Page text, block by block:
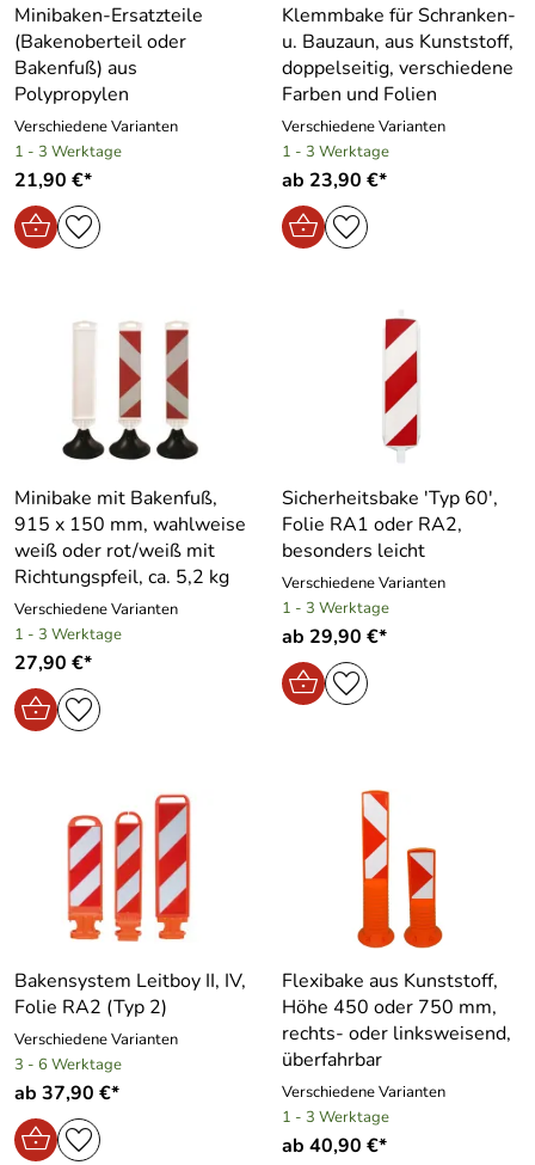
Minibaken-Ersatzteile
(Bakenoberteil oder
Bakenfuß) aus
Polypropylen
Verschiedene Varianten
1 - 3 Werktage
21,90 €*
Klemmbake für Schranken-
u. Bauzaun, aus Kunststoff,
doppelseitig, verschiedene
Farben und Folien
Verschiedene Varianten
1 - 3 Werktage
ab 23,90 €*
Minibake mit Bakenfuß,
915 x 150 mm, wahlweise
weiß oder rot/weiß mit
Richtungspfeil, ca. 5,2 kg
Verschiedene Varianten
1 - 3 Werktage
27,90 €*
Sicherheitsbake ′Typ 60′,
Folie RA1 oder RA2,
besonders leicht
Verschiedene Varianten
1 - 3 Werktage
ab 29,90 €*
Bakensystem Leitboy II, IV,
Folie RA2 (Typ 2)
Verschiedene Varianten
3 - 6 Werktage
ab 37,90 €*
Flexibake aus Kunststoff,
Höhe 450 oder 750 mm,
rechts- oder linksweisend,
überfahrbar
Verschiedene Varianten
1 - 3 Werktage
ab 40,90 €*